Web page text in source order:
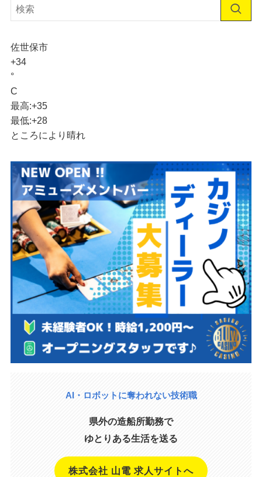
佐世保市
+34
°
C
最高:+35
最低:+28
ところにより晴れ
AI・ロボットに奪われない技術職
県外の造船所勤務で
ゆとりある生活を送る
株式会社 山電 求人サイトへ